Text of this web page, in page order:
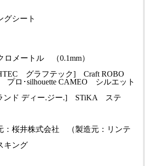
グシート
ロメートル （0.1mm）
グラフテック] Craft ROBO
ロ･silhouette CAMEO シルエット
ンド ディー.ジー.] STiKA ステ
：桜井株式会社 （製造元：リンテ
キング